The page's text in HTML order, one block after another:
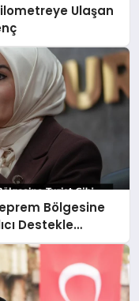
Ulaşan
Bölgesine
Destekle